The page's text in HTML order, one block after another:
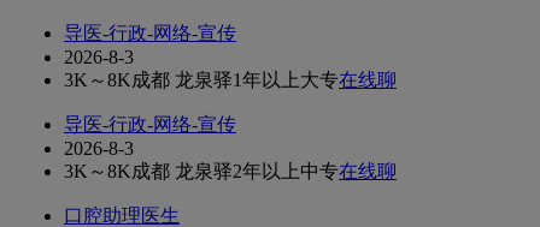
导医-行政-网络-宣传
2026-8-3
3K～8K成都 龙泉驿1年以上大专在线聊
导医-行政-网络-宣传
2026-8-3
3K～8K成都 龙泉驿2年以上中专在线聊
口腔助理医生